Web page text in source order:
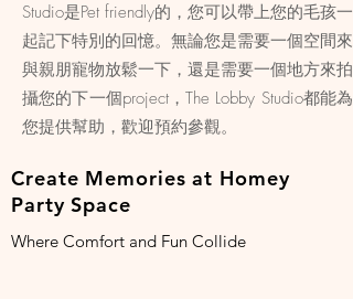
Studio是Pet friendly的 ，您可以帶上您的毛孩一
起記下特別的回憶。無論您是需要一個空間來
與親朋寵物放鬆一下，還是需要一個地方來拍
攝您的下一個project，The Lobby Studio都能為
您提供幫助，歡迎預約參觀。
Create Memories at Homey
Party Space
Where Comfort and Fun Collide